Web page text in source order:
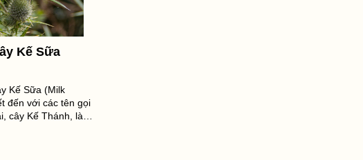
Kế Sữa
Kế Sữa (Milk
đến với các tên gọi
cây Kế Thánh, là